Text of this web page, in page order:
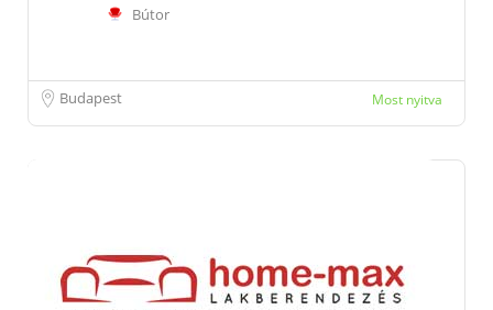
Bútor
Budapest Most nyitva